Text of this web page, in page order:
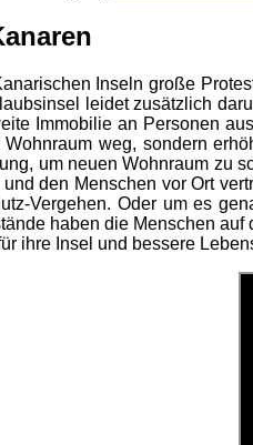
Inseln große
leidet zusätzlich
Immobilie an Personen
weg, sondern
um neuen Wohnraum zu
den Menschen vor Ort
Vergehen. Oder um es
haben die Menschen
ihre Insel und bessere